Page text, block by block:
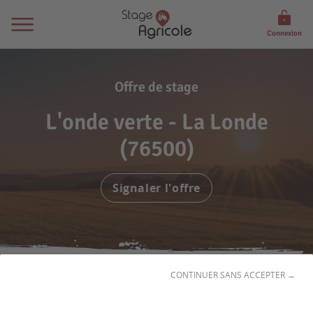
CONTINUER SANS ACCEPTER →
Connexion
Offre de stage
L'onde verte - La Londe
(76500)
Signaler l'offre